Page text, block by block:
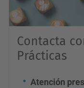
Contacta
Prácticas
Atención